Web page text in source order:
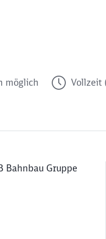
möglich Vollzeit
Bahnbau Gruppe